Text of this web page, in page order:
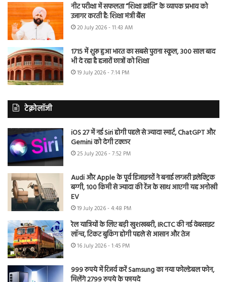
नीट परीक्षा में सफलता “शिक्षा क्रांति” के व्यापक प्रभाव को
उजागर करती है: शिक्षा मंत्री बैंस
20 July 2026 - 11:43 AM
1715 में शुरू हुआ भारत का सबसे पुराना स्कूल, 300 साल बाद
भी दे रहा है हजारों छात्रों को शिक्षा
19 July 2026 - 7:14 PM
टेक्नोलॉजी
iOS 27 में नई Siri होगी पहले से ज्यादा स्मार्ट, ChatGPT और
Gemini को देगी टक्कर
25 July 2026 - 7:52 PM
Audi और Apple के पूर्व डिजाइनरों ने बनाई लग्जरी इलेक्ट्रिक
बग्गी, 100 किमी से ज्यादा की रेंज के साथ आएगी यह अनोखी
EV
19 July 2026 - 4:48 PM
रेल यात्रियों के लिए बड़ी खुशखबरी, IRCTC की नई वेबसाइट
लॉन्च, टिकट बुकिंग होगी पहले से आसान और तेज
16 July 2026 - 1:45 PM
999 रुपये में रिजर्व करें Samsung का नया फोल्डेबल फोन,
मिलेंगे 2799 रुपये के फायदे